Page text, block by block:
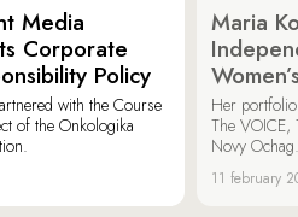
Media
Corporate
Policy
with the Course
of the Onkologika
Maria
Her
The VOICE,
Novy Ochag.
11 february